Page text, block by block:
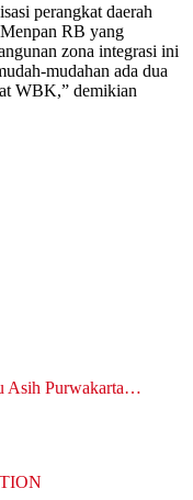
perangkat daerah
RB yang
zona integrasi ini
mudahan ada dua
WBK,” demikian
Asih Purwakarta…